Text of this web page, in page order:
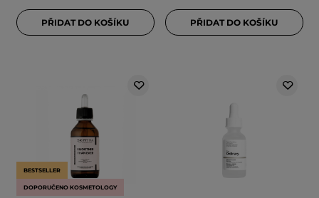
PŘIDAT DO KOŠÍKU PŘIDAT DO KOŠÍKU
BESTSELLER
DOPORUČENO KOSMETOLOGY